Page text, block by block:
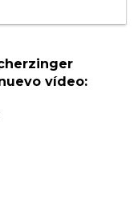
vídeo: